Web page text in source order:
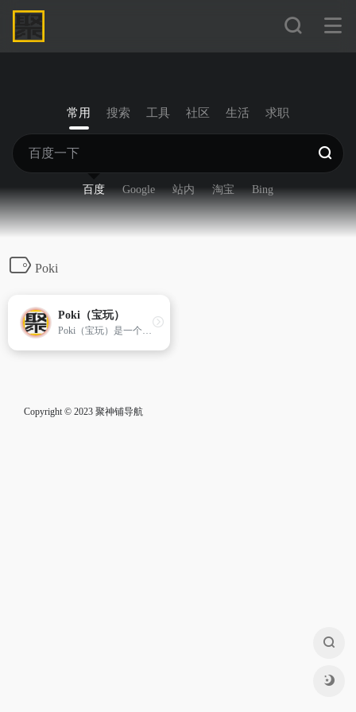
常用 搜索 工具 社区 生活 求职
百度 Google 站内 淘宝 Bing
Poki
Poki（宝玩）
Poki（宝玩）是一个提供各种免费小游戏的网站，主打的就是无需下载、登陆就可以畅玩所有的小游戏，无论是单人游戏还是多人合作都可自由选择。
Copyright © 2023 聚神铺导航